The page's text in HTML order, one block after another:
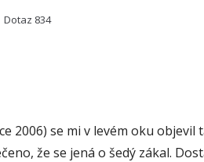
Dotaz 834
2006) se mi v levém oku
že se jená o šedý zákal.